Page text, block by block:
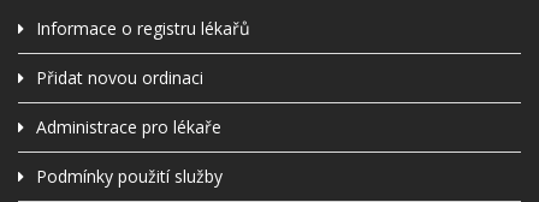
Informace o registru lékařů
Přidat novou ordinaci
Administrace pro lékaře
Podmínky použití služby